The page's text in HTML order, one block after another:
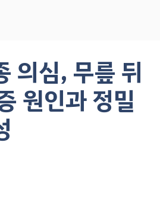
의심, 무릎 뒤
원인과 정밀